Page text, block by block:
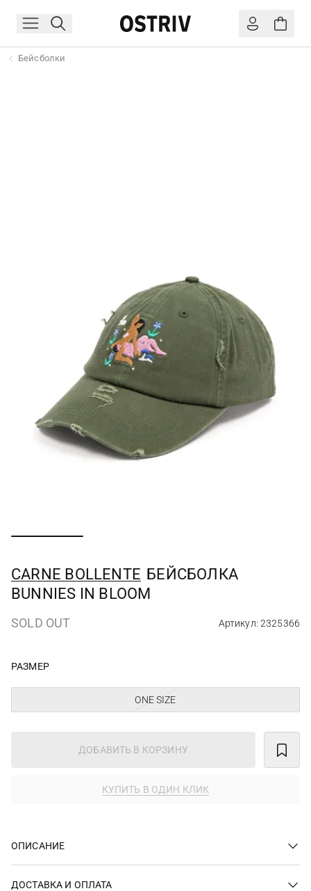
Бейсболки
CARNE BOLLENTE БЕЙСБОЛКА
BUNNIES IN BLOOM
SOLD OUT Артикул: 2325366
РАЗМЕР
ONE SIZE
ДОБАВИТЬ В КОРЗИНУ
КУПИТЬ В ОДИН КЛИК
ОПИСАНИЕ
ДОСТАВКА И ОПЛАТА